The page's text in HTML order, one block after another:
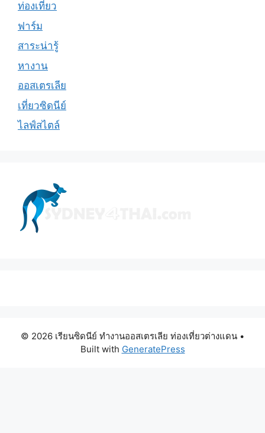
ท่องเที่ยว
ฟาร์ม
สาระน่ารู้
หางาน
ออสเตรเลีย
เที่ยวซิดนีย์
ไลฟ์สไตล์
© 2026 เรียนซิดนีย์ ทำงานออสเตรเลีย ท่องเที่ยวต่างแดน •
Built with GeneratePress